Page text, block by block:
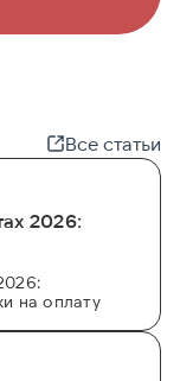
Все статьи
2026:
на оплату